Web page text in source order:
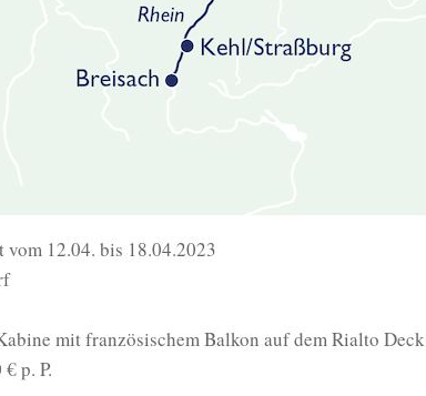
vom 12.04. bis 18.04.2023
mit französischem Balkon auf dem Rialto Deck
p. P.